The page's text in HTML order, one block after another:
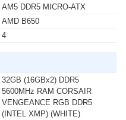
SYNDOME (ECO II
(1 เซ็ต ต่อ 1 อัน) สนใจโปร
AM5 DDR5 MICRO-ATX
AMD B650
4
32GB (16GBx2) DDR5
5600MHz RAM CORSAIR
VENGEANCE RGB DDR5
(INTEL XMP) (WHITE)